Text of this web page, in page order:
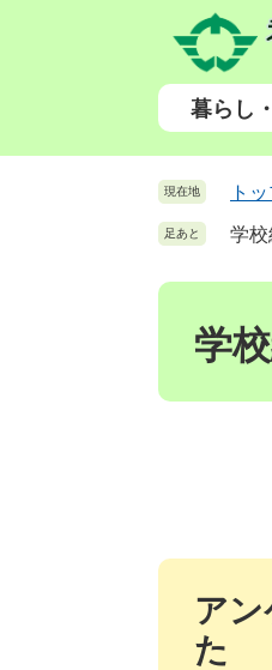
頭
飛
暮らし
現在地 ト
足あと 学
本
学
ア
た